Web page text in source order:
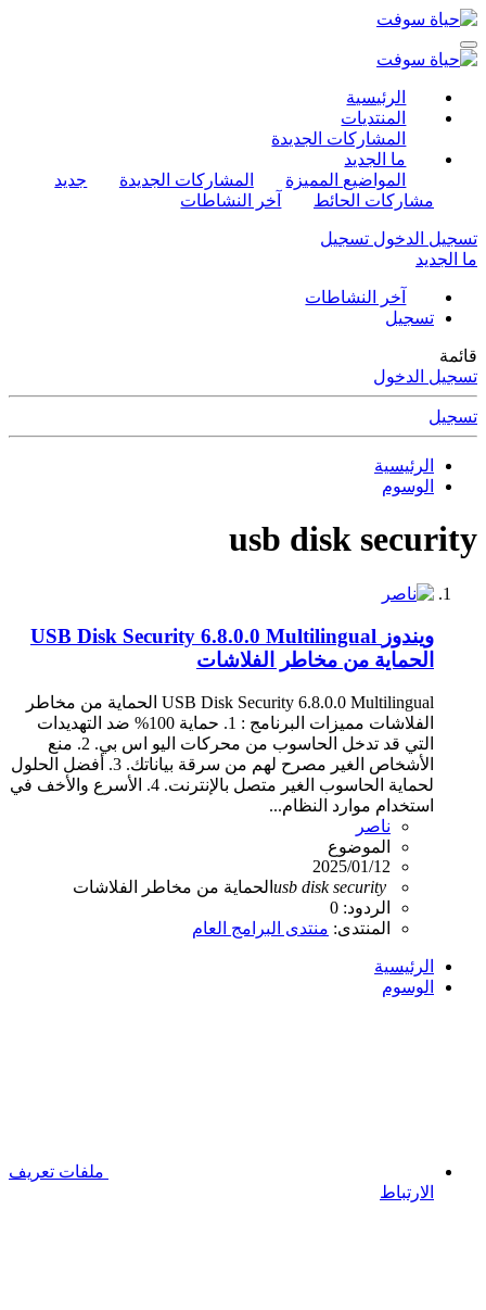
الرئيسية
المنتديات
المشاركات الجديدة
ما الجديد
المواضيع المميزة
المشاركات الجديدة
جديد
مشاركات الحائط
آخر النشاطات
تسجيل الدخول تسجيل
ما الجديد
آخر النشاطات
تسجيل
قائمة
تسجيل الدخول
تسجيل
الرئيسية
الوسوم
usb disk security
ويندوز USB Disk Security 6.8.0.0 Multilingual
الحماية من مخاطر الفلاشات
USB Disk Security 6.8.0.0 Multilingual الحماية من مخاطر
الفلاشات مميزات البرنامج : 1. حماية 100% ضد التهديدات
التي قد تدخل الحاسوب من محركات اليو اس بي. 2. منع
الأشخاص الغير مصرح لهم من سرقة بياناتك. 3. أفضل الحلول
لحماية الحاسوب الغير متصل بالإنترنت. 4. الأسرع والأخف في
استخدام موارد النظام...
ناصر
الموضوع
2025/01/12
usb disk security
الحماية من مخاطر الفلاشات
الردود: 0
المنتدى: منتدى البرامج العام
الرئيسية
الوسوم
ملفات تعريف
الارتباط